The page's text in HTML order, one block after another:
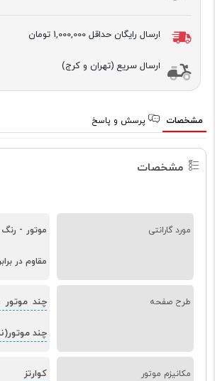
ارسال رایگان حداقل 1,000,000 تومان
ارسال سریع (تهران و کرج)
مشخصات پرسش و پاسخ
مشخصات
مورد گارانتی موتور -
مقاوم در
طرح صفحه چند
چند
مکانیزم موتور کوارتز